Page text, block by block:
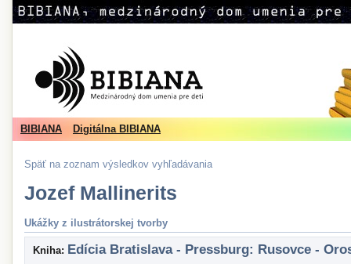
BIBIANA Digitálna BIBIANA
Späť na zoznam výsledkov vyhľadávania
Jozef Mallinerits
Ukážky z ilustrátorskej tvorby
Kniha: Edícia Bratislava - Pressburg: Rusovce -